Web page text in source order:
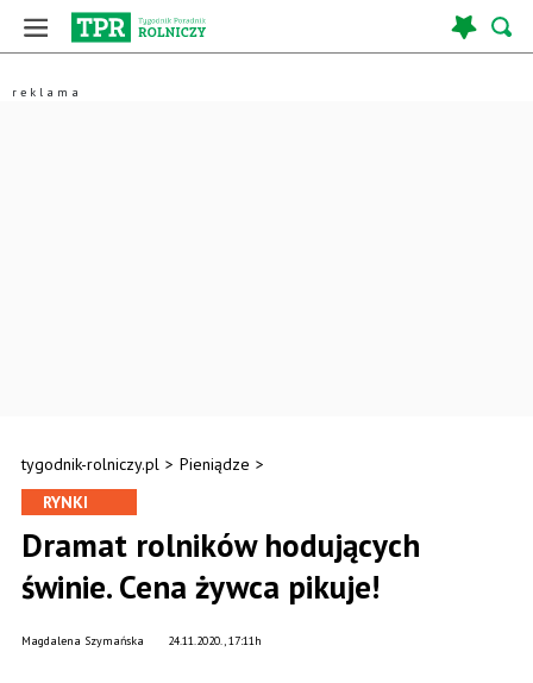
tygodnik-rolniczy.pl > Pieniądze >
RYNKI
Dramat rolników hodujących
świnie. Cena żywca pikuje!
24.11.2020., 17:11h
Magdalena Szymańska